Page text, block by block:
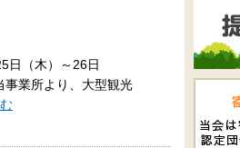
日（木）～26日
事業所より、大型観光